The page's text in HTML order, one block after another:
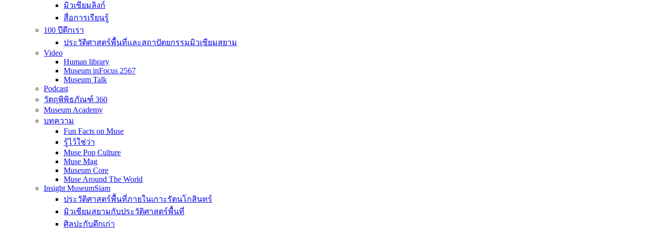
มิวเซียมลิงก์
สื่อการเรียนรู้
100 ปีตึกเรา
ประวัติศาสตร์พื้นที่และสถาปัตยกรรมมิวเซียมสยาม
Video
Human library
Museum inFocus 2567
Museum Talk
Podcast
วัตถุพิพิธภัณฑ์ 360
Museum Academy
บทความ
Fun Facts on Muse
รู้ไว้ใช่ว่า
Muse Pop Culture
Muse Mag
Museum Core
Muse Around The World
Insight MuseumSiam
ประวัติศาสตร์พื้นที่ภายในเกาะรัตนโกสินทร์
มิวเซียมสยามกับประวัติศาสตร์พื้นที่
ศิลปะกับตึกเก่า